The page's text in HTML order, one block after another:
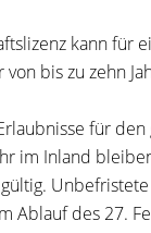
kann für
von bis zu zehn
für
im Inland
Ablauf des 27.